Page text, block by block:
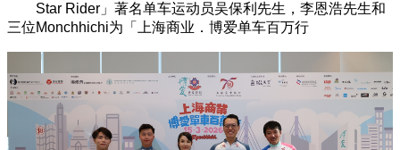
Star Rider」著名单车运动员吴保利先生，李恩浩先生和
三位Monchhichi为「上海商业．博爱单车百万行